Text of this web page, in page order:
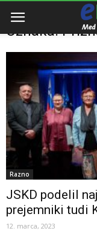
Domov
Oznaka:
Razno
JSKD podelil
prejemniki tudi
12. marca, 2023